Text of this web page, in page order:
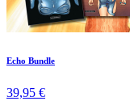
Echo Bundle
39,95 €